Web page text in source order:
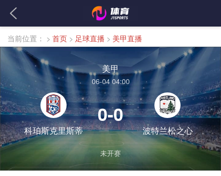
当前位置： > 首页 > 足球直播 > 美甲直播
美甲
06-04 04:00
科珀斯克里斯蒂
0-0
波特兰松之心
未开赛